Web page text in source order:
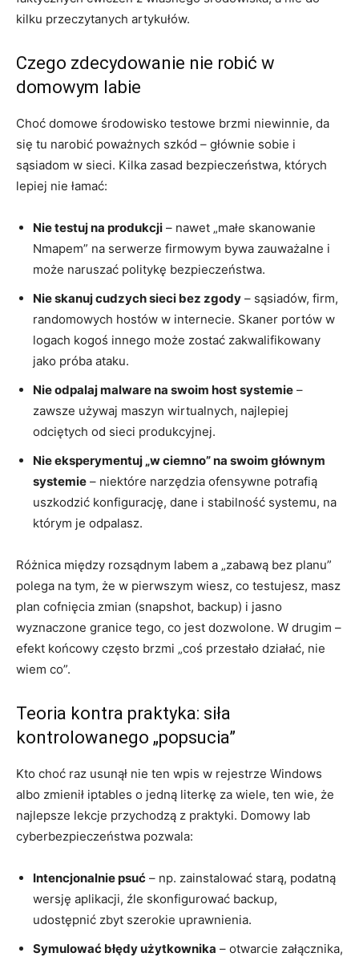
kilku przeczytanych artykułów.
Czego zdecydowanie nie robić w
domowym labie
Choć domowe środowisko testowe brzmi niewinnie, da
się tu narobić poważnych szkód – głównie sobie i
sąsiadom w sieci. Kilka zasad bezpieczeństwa, których
lepiej nie łamać:
Nie testuj na produkcji – nawet „małe skanowanie
Nmapem” na serwerze firmowym bywa zauważalne i
może naruszać politykę bezpieczeństwa.
Nie skanuj cudzych sieci bez zgody – sąsiadów, firm,
randomowych hostów w internecie. Skaner portów w
logach kogoś innego może zostać zakwalifikowany
jako próba ataku.
Nie odpalaj malware na swoim host systemie –
zawsze używaj maszyn wirtualnych, najlepiej
odciętych od sieci produkcyjnej.
Nie eksperymentuj „w ciemno” na swoim głównym
systemie – niektóre narzędzia ofensywne potrafią
uszkodzić konfigurację, dane i stabilność systemu, na
którym je odpalasz.
Różnica między rozsądnym labem a „zabawą bez planu”
polega na tym, że w pierwszym wiesz, co testujesz, masz
plan cofnięcia zmian (snapshot, backup) i jasno
wyznaczone granice tego, co jest dozwolone. W drugim –
efekt końcowy często brzmi „coś przestało działać, nie
wiem co”.
Teoria kontra praktyka: siła
kontrolowanego „popsucia”
Kto choć raz usunął nie ten wpis w rejestrze Windows
albo zmienił iptables o jedną literkę za wiele, ten wie, że
najlepsze lekcje przychodzą z praktyki. Domowy lab
cyberbezpieczeństwa pozwala:
Intencjonalnie psuć – np. zainstalować starą, podatną
wersję aplikacji, źle skonfigurować backup,
udostępnić zbyt szerokie uprawnienia.
Symulować błędy użytkownika – otwarcie załącznika,